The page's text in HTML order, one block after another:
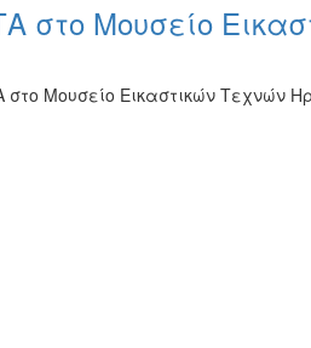
στο Μουσείο
Μουσείο Εικαστικών Τεχνών